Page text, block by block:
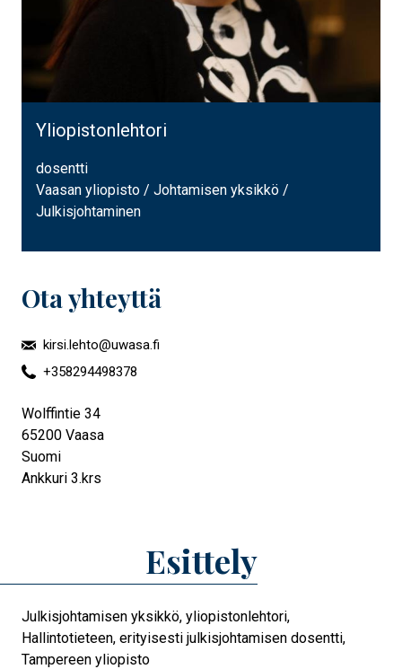
Yliopistonlehtori
dosentti
Vaasan yliopisto / Johtamisen yksikkö /
Julkisjohtaminen
Ota yhteyttä
kirsi.lehto@uwasa.fi
+358294498378
Wolffintie 34
65200 Vaasa
Suomi
Ankkuri 3.krs
Esittely
Julkisjohtamisen yksikkö, yliopistonlehtori,
Hallintotieteen, erityisesti julkisjohtamisen dosentti,
Tampereen yliopisto